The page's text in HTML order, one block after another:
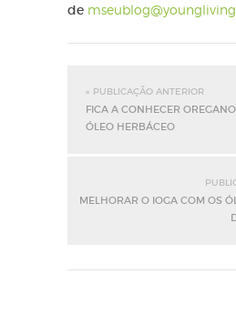
de
« PUBLICAÇÃO ANTERIOR
FICA A CONHECER
ÓLEO HERBÁCEO
MELHORAR O IOGA COM OS